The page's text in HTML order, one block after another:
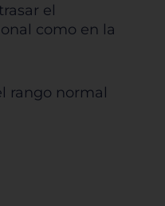
el
como en la
rango normal